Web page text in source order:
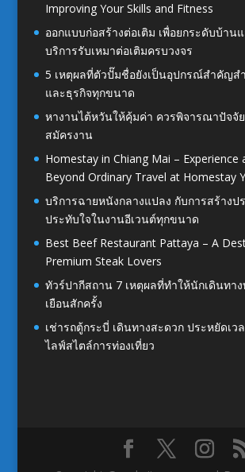
Improving Your Skills and Fitness
ออกแบบก่อสร้างต่อเติม เพื่อยกระดับบ้าน
บริการรับเหมาต่อเติมครบวงจร
5 เหตุผลที่ตัวปั๊มชื่อยังเป็นอุปกรณ์สำคัญส
และธุรกิจทุกขนาด
หางานไต้หวันให้คุ้มค่า ควรพิจารณาปัจจั
สมัครงาน
Homestay in Chiang Mai – Experience
Beyond Ordinary Travel at Homestay
บริการฉายหนังกลางแปลง กับการสร้าง
ประทับใจในงานอีเวนต์ทุกขนาด
Best Beef Restaurant Pattaya – A
Premium Steak Lovers
ทัวร์ปากีสถาน 7 เหตุผลที่ทำให้นักเดินทา
เยือนสักครั้ง
เช่ารถตู้กระบี่ เดินทางสะดวก ประหยัดเว
ไลฟ์สไตล์การท่องเที่ยว